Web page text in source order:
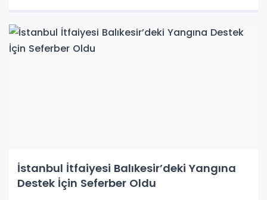
İstanbul İtfaiyesi Balıkesir’deki Yangına
Destek İçin Seferber Oldu